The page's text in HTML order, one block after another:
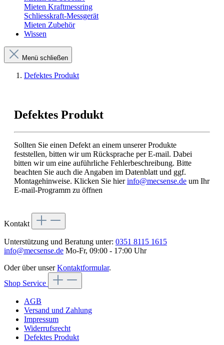
Mieten Kraftmessring
Schliesskraft-Messgerät
Mieten Zubehör
Wissen
Menü schließen
Defektes Produkt
Defektes Produkt
Sollten Sie einen Defekt an einem unserer Produkte
feststellen, bitten wir um Rücksprache per E-mail. Dabei
bitten wir um eine auführliche Fehlerbeschreibung. Bitte
beachten Sie auch die Angaben im Datenblatt und ggf.
Montagehinweise. Klicken Sie hierinfo@mecsense.de um Ihr
E-mail-Programm zu öffnen
Kontakt
Unterstützung und Beratung unter: 0351 8115 1615
info@mecsense.de Mo-Fr, 09:00 - 17:00 Uhr
Oder über unserKontaktformular.
Shop Service
AGB
Versand und Zahlung
Impressum
Widerrufsrecht
Defektes Produkt